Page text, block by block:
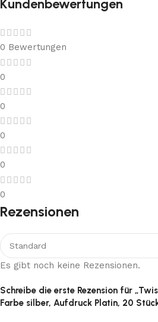
Kundenbewertungen
0 Bewertungen
0
0
0
0
0
Rezensionen
Es gibt noch keine Rezensionen.
Schreibe die erste Rezension für
Farbe silber, Aufdruck Platin, 20